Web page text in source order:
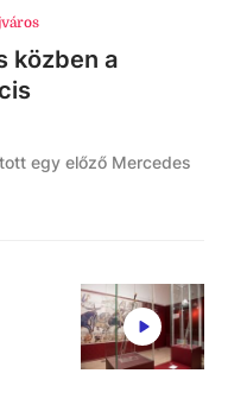
közben a
egy előző Mercedes